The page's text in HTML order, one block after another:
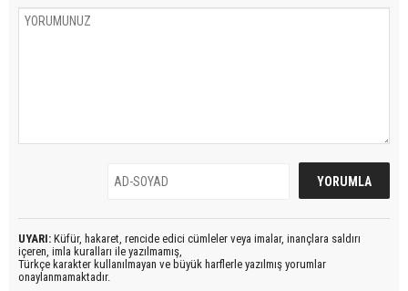
UYARI: Küfür, hakaret, rencide edici cümleler veya imalar, inançlara saldırı
içeren, imla kuralları ile yazılmamış,
Türkçe karakter kullanılmayan ve büyük harflerle yazılmış yorumlar
onaylanmamaktadır.